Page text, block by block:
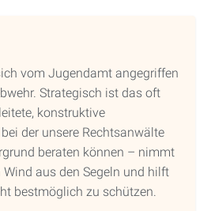
vom Jugendamt angegriffen
Strategisch ist das oft
konstruktive
der unsere Rechtsanwälte
beraten können – nimmt
aus den Segeln und hilft
bestmöglich zu schützen.